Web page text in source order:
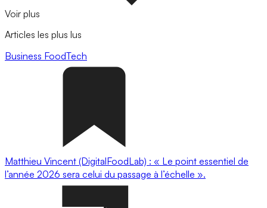
Voir plus
Articles les plus lus
Business FoodTech
Matthieu Vincent (DigitalFoodLab) : « Le point essentiel de
l’année 2026 sera celui du passage à l’échelle ».